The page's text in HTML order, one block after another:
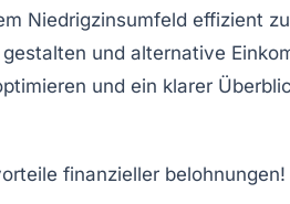
Niedrigzinsumfeld effizient
und alternative
und ein klarer